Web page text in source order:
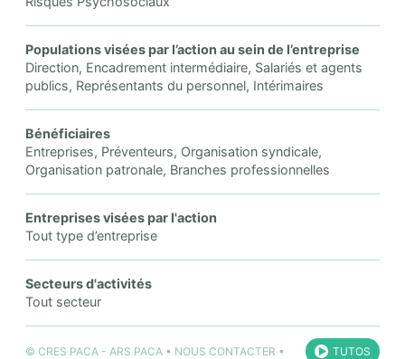
Populations visées par l’action au sein de l’entreprise
Direction, Encadrement intermédiaire, Salariés et agents
publics, Représentants du personnel, Intérimaires
Bénéficiaires
Entreprises, Préventeurs, Organisation syndicale,
Organisation patronale, Branches professionnelles
Entreprises visées par l'action
Tout type d’entreprise
Secteurs d'activités
Tout secteur
©CRES PACA - ARS PACA • NOUS CONTACTER •
TUTOS